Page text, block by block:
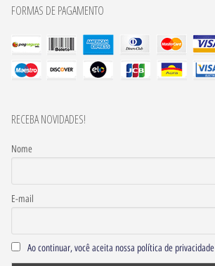
FORMAS DE PAGAMENTO
RECEBA NOVIDADES!
Nome
E-mail
Ao continuar, você aceita nossa política de privacidade